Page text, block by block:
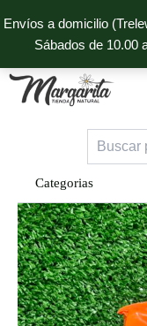
Envíos a domicilio
Sábados de 10.00
al
contenido
Buscar
Categorias
Bicarbonato
de
Sodio
Dicomere
x
1kg
cantidad